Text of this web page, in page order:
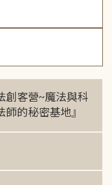
創客營~魔法與科
的秘密基地』